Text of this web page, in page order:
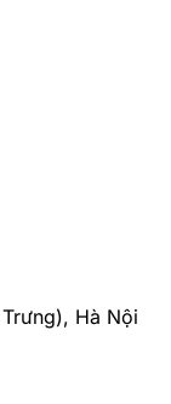
Hà Nội